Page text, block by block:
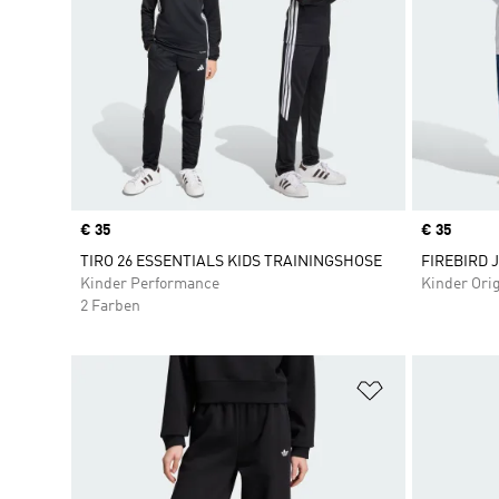
Price
€ 35
TIRO 26 ESSENTIALS KIDS TRAININGSHOSE
Kinder Performance
2 Farben
Price
€ 35
FIREBIRD
Kinder
Zur